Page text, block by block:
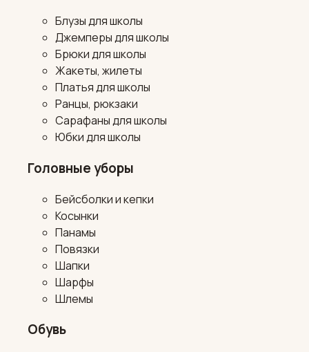
Блузы для школы
Джемперы для школы
Брюки для школы
Жакеты, жилеты
Платья для школы
Ранцы, рюкзаки
Сарафаны для школы
Юбки для школы
Головные уборы
Бейсболки и кепки
Косынки
Панамы
Повязки
Шапки
Шарфы
Шлемы
Обувь